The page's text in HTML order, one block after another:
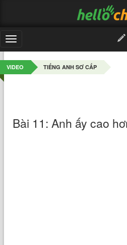
Toggle
navigation
VIDEO TIẾNG ANH SƠ CẤP
Bài 11: Anh ấy cao